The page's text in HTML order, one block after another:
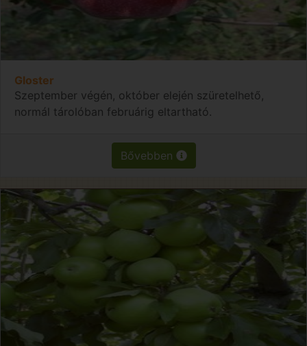
Gloster
Szeptember végén, október elején szüretelhető,
normál tárolóban februárig eltartható.
Bővebben